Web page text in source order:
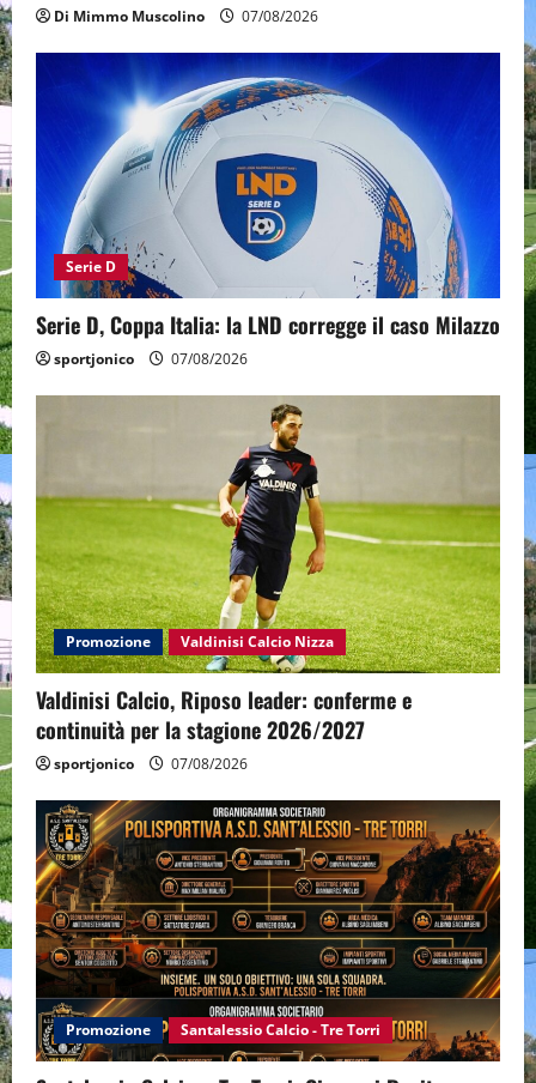
Di Mimmo Muscolino 07/08/2026
Serie D
Serie D, Coppa Italia: la LND corregge il caso Milazzo
sportjonico 07/08/2026
Promozione Valdinisi Calcio Nizza
Valdinisi Calcio, Riposo leader: conferme e
continuità per la stagione 2026/2027
sportjonico 07/08/2026
Promozione Santalessio Calcio - Tre Torri